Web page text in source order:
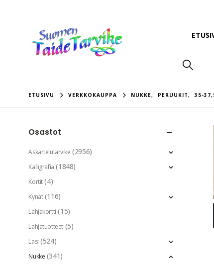
ETUSIVU VERKKOKAUPPA NUKKE, PERUUKIT, 35-
Osastot
Askartelutarvike (2956)
Kalligrafia (1848)
Kortit (4)
Kynät (116)
Lahjakortti (15)
Lahjatuotteet (5)
Lasi (524)
Nukke (341)